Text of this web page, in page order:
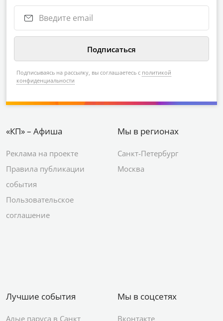
Подписываясь на рассылку, вы соглашаетесь с политикой
конфиденциальности
«КП» – Афиша
Реклама на проекте
Правила публикации
события
Пользовательское
соглашение
Мы в регионах
Санкт-Петербург
Москва
Лучшие события
Алые паруса в Санкт
Мы в соцсетях
Вконтакте